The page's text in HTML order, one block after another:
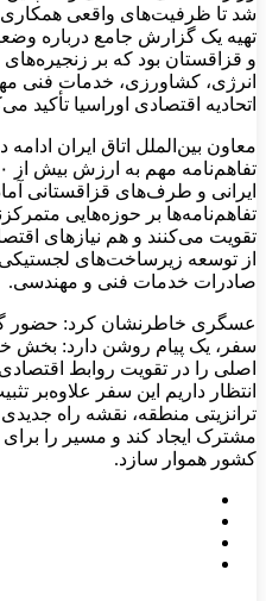
شد تا ظرفیت‌های واقعی همکاری
تهیه یک گزارش جامع درباره
و قزاقستان بود که بر
انرژی، کشاورزی، خدمات فنی
اتحادیه اقتصادی اوراسیا تأکید
معاون بین‌الملل اتاق ایران
ایرانی و طرف‌های قزاقستانی
تفاهم‌نامه‌ها بر حوزه‌هایی
تقویت می‌کنند و هم نیازهای
از توسعه زیرساخت‌های
صادرات خدمات فنی و مهندسی.
عسگری خاطرنشان کرد: حضور
سفر، یک پیام روشن دارد: بخش
اصلی را در تقویت روابط
انتظار داریم این سفر علاوه‌بر
ترانزیتی منطقه، نقشه راه
مشترک ایجاد کند و مسیر را
کشور هموار سازد.